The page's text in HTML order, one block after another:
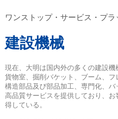
ワンストップ・サービス・プラ
建設機械
現在、大明は国内外の多くの建設機
貨物室、掘削バケット、ブーム、
構造部品及び部品加工、専門化、
高品質サービスを提供しており、
得している。